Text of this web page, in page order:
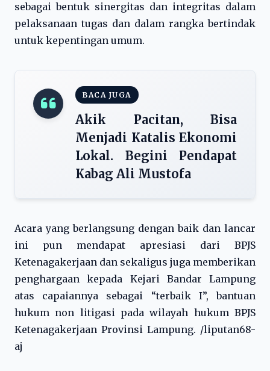
sebagai bentuk sinergitas dan integritas dalam
pelaksanaan tugas dan dalam rangka bertindak
untuk kepentingan umum.
BACA JUGA
Akik Pacitan, Bisa
Menjadi Katalis Ekonomi
Lokal. Begini Pendapat
Kabag Ali Mustofa
Acara yang berlangsung dengan baik dan lancar
ini pun mendapat apresiasi dari BPJS
Ketenagakerjaan dan sekaligus juga memberikan
penghargaan kepada Kejari Bandar Lampung
atas capaiannya sebagai “terbaik I”, bantuan
hukum non litigasi pada wilayah hukum BPJS
Ketenagakerjaan Provinsi Lampung. /liputan68-
aj